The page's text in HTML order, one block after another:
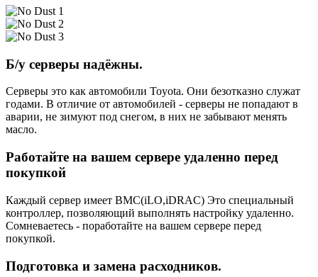
Б/у серверы надёжны.
Серверы это как автомобили Toyota. Они безотказно служат
годами. В отличие от автомобилей - серверы не попадают в
аварии, не зимуют под снегом, в них не забывают менять
масло.
Работайте на вашем сервере удаленно перед
покупкой
Каждый сервер имеет BMC(iLO,iDRAC) Это специальный
контроллер, позволяющий выполнять настройку удаленно.
Сомневаетесь - поработайте на вашем сервере перед
покупкой.
Подготовка и замена расходников.